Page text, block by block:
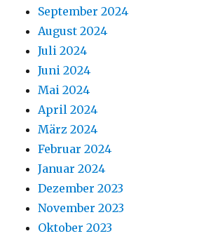
September 2024
August 2024
Juli 2024
Juni 2024
Mai 2024
April 2024
März 2024
Februar 2024
Januar 2024
Dezember 2023
November 2023
Oktober 2023